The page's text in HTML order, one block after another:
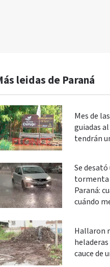
leidas de Paraná
Mes de
guiadas
tendrán
Se
tormenta
Paraná:
cuándo
Hallaron
cauce de